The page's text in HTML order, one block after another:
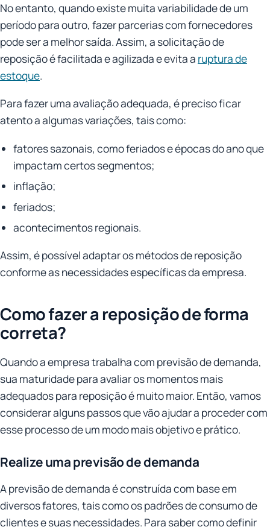
No entanto, quando existe muita variabilidade de um
período para outro, fazer parcerias com fornecedores
pode ser a melhor saída. Assim, a solicitação de
reposição é facilitada e agilizada e evita a ruptura de
estoque.
Para fazer uma avaliação adequada, é preciso ficar
atento a algumas variações, tais como:
fatores sazonais, como feriados e épocas do ano que
impactam certos segmentos;
inflação;
feriados;
acontecimentos regionais.
Assim, é possível adaptar os métodos de reposição
conforme as necessidades específicas da empresa.
Como fazer a reposição de forma
correta?
Quando a empresa trabalha com previsão de demanda,
sua maturidade para avaliar os momentos mais
adequados para reposição é muito maior. Então, vamos
considerar alguns passos que vão ajudar a proceder com
esse processo de um modo mais objetivo e prático.
Realize uma previsão de demanda
A previsão de demanda é construída com base em
diversos fatores, tais como os padrões de consumo de
clientes e suas necessidades. Para saber como definir